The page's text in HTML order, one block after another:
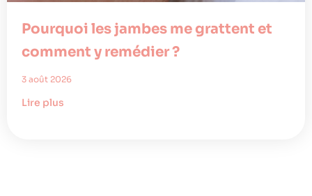
Pourquoi les jambes me grattent et
comment y remédier ?
3 août 2026
Lire plus